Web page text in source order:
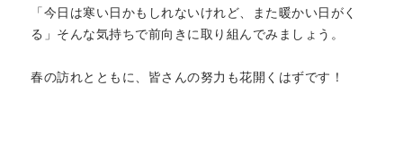
「今日は寒い日かもしれないけれど、また暖かい日がく
る」そんな気持ちで前向きに取り組んでみましょう。
春の訪れとともに、皆さんの努力も花開くはずです！